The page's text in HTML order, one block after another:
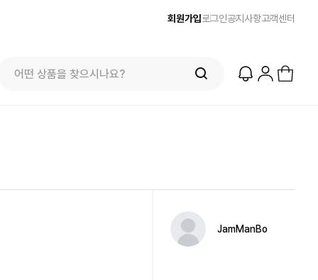
회원가입로그인공지사항고객센터
JamManBo